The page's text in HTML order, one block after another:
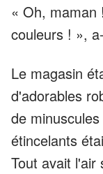
« Oh, maman
couleurs ! »,
Le magasin
d'adorables
de
étincelants
Tout avait l'air